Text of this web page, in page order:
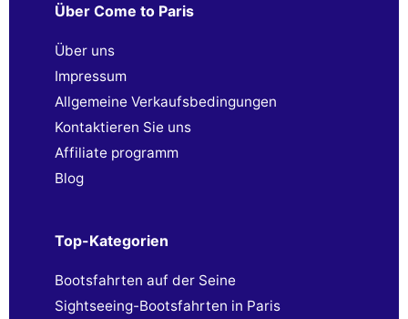
Über Come to Paris
Über uns
Impressum
Allgemeine Verkaufsbedingungen
Kontaktieren Sie uns
Affiliate programm
Blog
Top-Kategorien
Bootsfahrten auf der Seine
Sightseeing-Bootsfahrten in Paris